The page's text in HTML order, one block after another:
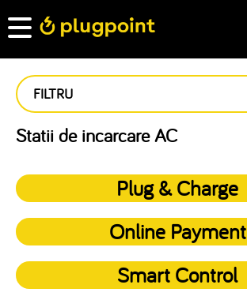
FILTRU
Statii de incarcare AC
Plug & Charge
Online Payment
Smart Control